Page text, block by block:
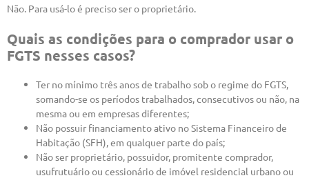
Não. Para usá-lo é preciso ser o proprietário.
Quais as condições para o comprador usar o
FGTS nesses casos?
Ter no mínimo três anos de trabalho sob o regime do FGTS,
somando-se os períodos trabalhados, consecutivos ou não, na
mesma ou em empresas diferentes;
Não possuir financiamento ativo no Sistema Financeiro de
Habitação (SFH), em qualquer parte do país;
Não ser proprietário, possuidor, promitente comprador,
usufrutuário ou cessionário de imóvel residencial urbano ou